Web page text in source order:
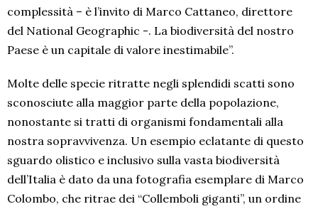
complessità – è l’invito di Marco Cattaneo, direttore
del National Geographic -. La biodiversità del nostro
Paese è un capitale di valore inestimabile”.
Molte delle specie ritratte negli splendidi scatti sono
sconosciute alla maggior parte della popolazione,
nonostante si tratti di organismi fondamentali alla
nostra sopravvivenza. Un esempio eclatante di questo
sguardo olistico e inclusivo sulla vasta biodiversità
dell’Italia è dato da una fotografia esemplare di Marco
Colombo, che ritrae dei “Collemboli giganti”, un ordine